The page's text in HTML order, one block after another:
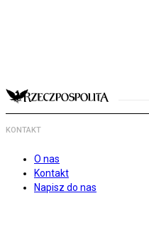
KONTAKT
O nas
Kontakt
Napisz do nas